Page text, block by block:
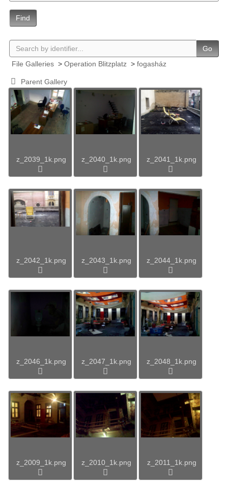
Find
Go
File Galleries > Operation Blitzplatz > fogasház
Parent Gallery
z_2039_1k.png z_2040_1k.png z_2041_1k.png
z_2042_1k.png z_2043_1k.png z_2044_1k.png
z_2046_1k.png z_2047_1k.png z_2048_1k.png
z_2009_1k.png z_2010_1k.png z_2011_1k.png